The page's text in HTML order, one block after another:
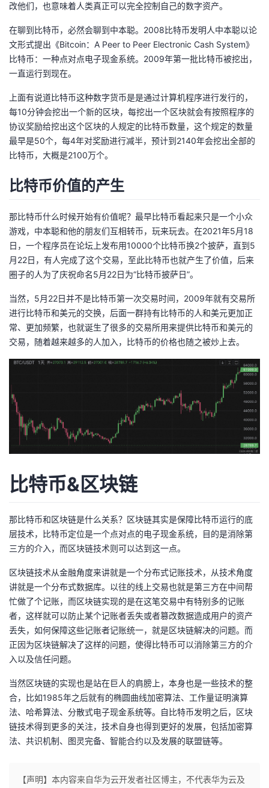
改他们，也意味着人类真正可以完全控制自己的数字资产。
在聊到比特币，必然会聊到中本聪。2008比特币发明人中本聪以论
文形式提出《Bitcoin：A Peer to Peer Electronic Cash System》
比特币：一种点对点电子现金系统。2009年第一批比特币被挖出，
一直运行到现在。
上面有说道比特币这种数字货币是是通过计算机程序进行发行的，
每10分钟会挖出一个新的区块，每挖出一个区块就会有按照程序的
协议奖励给挖出这个区块的人规定的比特币数量，这个规定的数量
最早是50个，每4年对奖励进行减半，预计到2140年会挖出全部的
比特币，大概是2100万个。
比特币价值的产生
那比特币什么时候开始有价值呢？最早比特币看起来只是一个小众
游戏，中本聪和他的朋友们互相转币，玩来玩去。在2021年5月18
日，一个程序员在论坛上发布用10000个比特币换2个披萨，直到5
月22日，有人完成了这个交易，至此比特币也就产生了价值，后来
圈子的人为了庆祝命名5月22日为“比特币披萨日”。
当然，5月22日并不是比特币第一次交易时间，2009年就有交易所
进行比特币和美元的交换，后面一群持有比特币的人和美元更加正
常、更加频繁，也就诞生了很多的交易所用来提供比特币和美元的
交易，随着越来越多的人加入，比特币的价格也随之被炒上去。
比特币&区块链
那比特币和区块链是什么关系？区块链其实是保障比特币运行的底
层技术，比特币定位是一个点对点的电子现金系统，目的是消除第
三方的介入，而区块链技术则可以达到这一点。
区块链技术从金融角度来讲就是一个分布式记账技术，从技术角度
讲就是一个分布式数据库。以往的线上交易也就是第三方在中间帮
忙做了个记账，而区块链实现的是在这笔交易中有特别多的记账
者，这样就可以防止某个记账者丢失或者篡改数据造成用户的资产
丢失，如何保障这些记账者记账统一，就是区块链解决的问题。而
正因为区块链解决了这样的问题，使得比特币可以消除第三方的介
入以及信任问题。
当然区块链的实现也是站在巨人的肩膀上，本身也是一些技术的整
合，比如1985年之后就有的椭圆曲线加密算法、工作量证明演算
法、哈希算法、分散式电子现金系统等。自比特币发明之后，区块
链技术得到更多的关注，技术自身也得到更好的发展，包括加密算
法、共识机制、图灵完备、智能合约以及发展的联盟链等。
【声明】本内容来自华为云开发者社区博主，不代表华为云及